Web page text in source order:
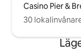
Casino Pier &
30